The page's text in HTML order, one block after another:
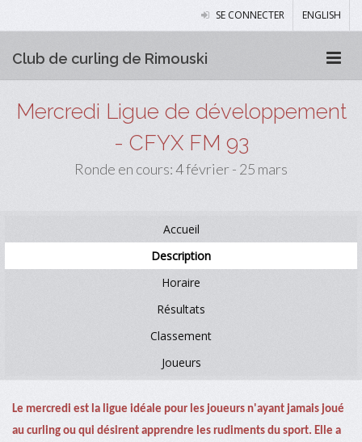
SE CONNECTER ENGLISH
Club de curling de Rimouski
Mercredi Ligue de développement
- CFYX FM 93
Ronde en cours: 4 février - 25 mars
Accueil
Description
Horaire
Résultats
Classement
Joueurs
Le mercredi est la ligue idéale pour les joueurs n'ayant jamais joué
au curling ou qui désirent apprendre les rudiments du sport. Elle a